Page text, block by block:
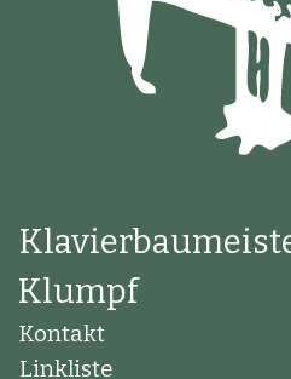
Klumpf
Kontakt
Linkliste